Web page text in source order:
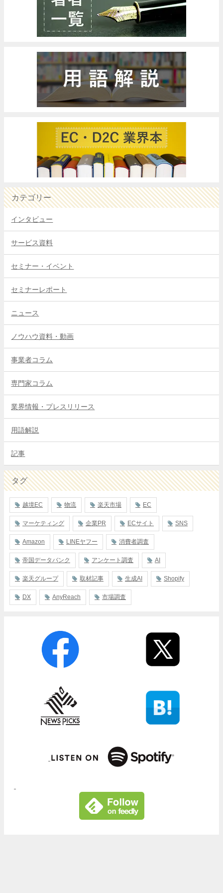
カテゴリー
インタビュー
サービス資料
セミナー・イベント
セミナーレポート
ニュース
ノウハウ資料・動画
事業者コラム
専門家コラム
業界情報・プレスリリース
用語解説
記事
タグ
越境EC 物流 楽天市場 EC
マーケティング 企業PR ECサイト SNS
Amazon LINEヤフー 消費者調査
帝国データバンク アンケート調査 AI
楽天グループ 取材記事 生成AI Shopify
DX AnyReach 市場調査